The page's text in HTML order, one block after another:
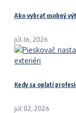
Ako vybrať osobný
júl 16, 2026
Kedy sa oplatí
júl 02, 2026